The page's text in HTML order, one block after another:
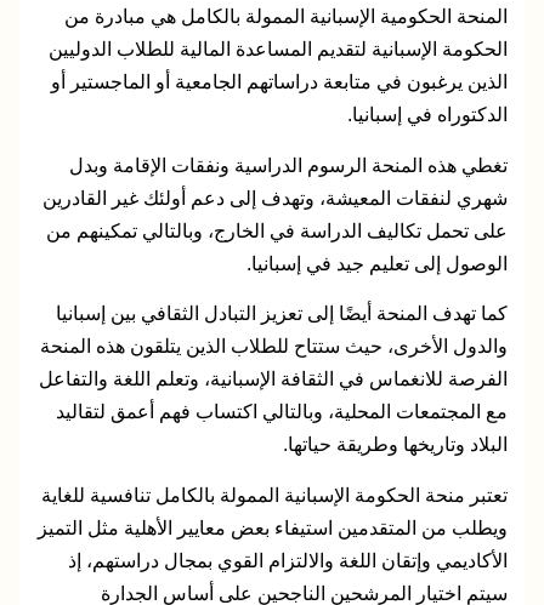
المنحة الحكومية الإسبانية الممولة بالكامل هي مبادرة من
الحكومة الإسبانية لتقديم المساعدة المالية للطلاب الدوليين
الذين يرغبون في متابعة دراساتهم الجامعية أو الماجستير أو
الدكتوراه في إسبانيا.
تغطي هذه المنحة الرسوم الدراسية ونفقات الإقامة وبدل
شهري لنفقات المعيشة، وتهدف إلى دعم أولئك غير القادرين
على تحمل تكاليف الدراسة في الخارج، وبالتالي تمكينهم من
الوصول إلى تعليم جيد في إسبانيا.
كما تهدف المنحة أيضًا إلى تعزيز التبادل الثقافي بين إسبانيا
والدول الأخرى، حيث ستتاح للطلاب الذين يتلقون هذه المنحة
الفرصة للانغماس في الثقافة الإسبانية، وتعلم اللغة والتفاعل
مع المجتمعات المحلية، وبالتالي اكتساب فهم أعمق لتقاليد
البلاد وتاريخها وطريقة حياتها.
تعتبر منحة الحكومة الإسبانية الممولة بالكامل تنافسية للغاية
ويطلب من المتقدمين استيفاء بعض معايير الأهلية مثل التميز
الأكاديمي وإتقان اللغة والالتزام القوي بمجال دراستهم، إذ
سيتم اختيار المرشحين الناجحين على أساس الجدارة